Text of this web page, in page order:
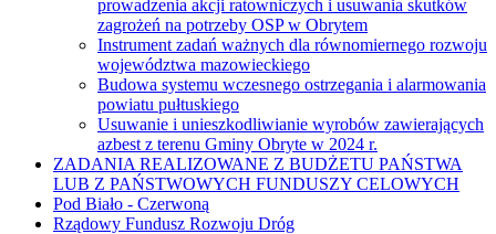
prowadzenia akcji ratowniczych i usuwania skutków
zagrożeń na potrzeby OSP w Obrytem
Instrument zadań ważnych dla równomiernego rozwoju
województwa mazowieckiego
Budowa systemu wczesnego ostrzegania i alarmowania
powiatu pułtuskiego
Usuwanie i unieszkodliwianie wyrobów zawierających
azbest z terenu Gminy Obryte w 2024 r.
ZADANIA REALIZOWANE Z BUDŻETU PAŃSTWA
LUB Z PAŃSTWOWYCH FUNDUSZY CELOWYCH
Pod Biało - Czerwoną
Rządowy Fundusz Rozwoju Dróg